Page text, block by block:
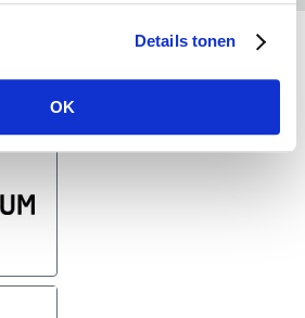
Details tonen
OK
met de volgende bedrijven